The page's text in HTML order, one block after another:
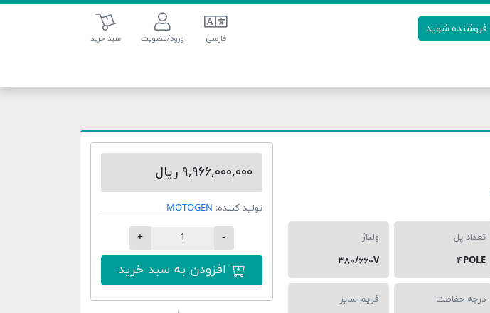
فروشنده شوید
فارسی ورود/عضویت
سبد خرید
سبد خرید
تعداد پل
۴POLE
ولتاژ
۳۸۰/۶۶۰V
درجه حفاظت
فریم سایز
۹,۹۶۶,۰۰۰,۰۰۰ ریال
تولید کننده: MOTOGEN
-
+
افزودن به سبد خرید